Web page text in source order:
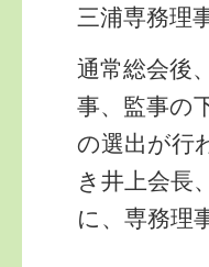
三浦専務理
通常総会後
事、監事の
の選出が行
き井上会長
に、専務理